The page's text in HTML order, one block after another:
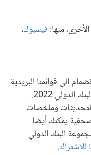
منها: فيسبوك،
إلى قوائمنا البريدية
للأخبار والتحديثات الخاصة لاجتماعات البنك الدولي 2022.
وملخصات
يمكنك أيضا
البنك الدولي
للاشتراك.